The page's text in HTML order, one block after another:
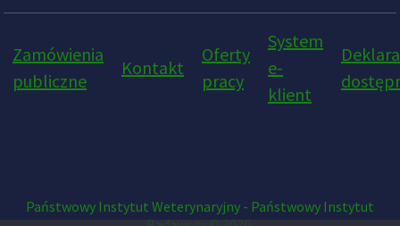
Zamówienia
publiczne
Kontakt
Oferty
pracy
System
e-
klient
Państwowy Instytut Weterynaryjny - Państwowy Instytut